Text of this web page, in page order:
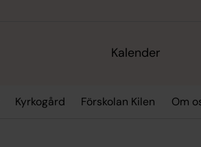
Kalender
Kyrkogård Förskolan Kilen Om